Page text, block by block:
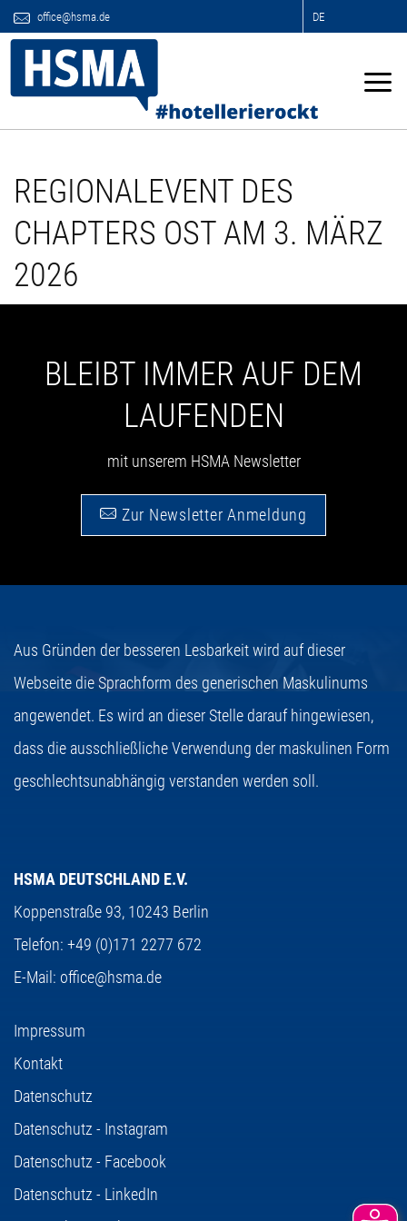
office@hsma.de DE
REGIONALEVENT DES
CHAPTERS OST AM 3. MÄRZ
2026
BLEIBT IMMER AUF DEM
LAUFENDEN
mit unserem HSMA Newsletter
Zur Newsletter Anmeldung
Aus Gründen der besseren Lesbarkeit wird auf dieser
Webseite die Sprachform des generischen Maskulinums
angewendet. Es wird an dieser Stelle darauf hingewiesen,
dass die ausschließliche Verwendung der maskulinen Form
geschlechtsunabhängig verstanden werden soll.
HSMA DEUTSCHLAND E.V.
Koppenstraße 93, 10243 Berlin
Telefon: +49 (0)171 2277 672
E-Mail: office@hsma.de
Impressum
Kontakt
Datenschutz
Datenschutz - Instagram
Datenschutz - Facebook
Datenschutz - LinkedIn